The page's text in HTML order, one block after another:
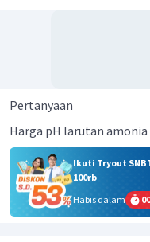
Pertanyaan
Harga pH larutan amonia
Ikuti Tryout
100rb
Habis dalam
00